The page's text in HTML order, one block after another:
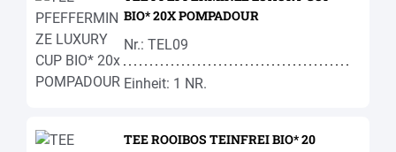
BIO* 20X POMPADOUR
Nr.: TEL09
Einheit: 1 NR.
TEE ROOIBOS TEINFREI BIO* 20